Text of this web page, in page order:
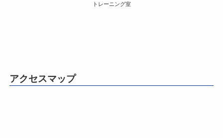
トレーニング室
アクセスマップ